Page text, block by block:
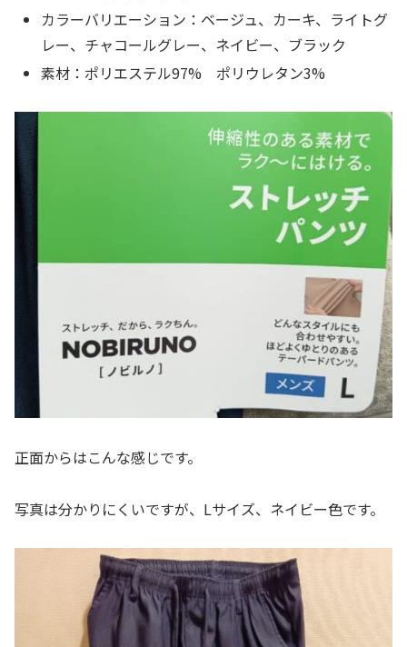
カラーバリエーション：ベージュ、カーキ、ライトグ
レー、チャコールグレー、ネイビー、ブラック
素材：ポリエステル97% ポリウレタン3%
正面からはこんな感じです。
写真は分かりにくいですが、Lサイズ、ネイビー色です。